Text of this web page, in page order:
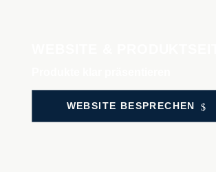
WEB­SITE BESPRE­CHEN